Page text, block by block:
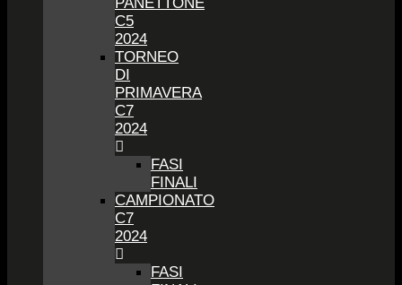
C5
2024
TORNEO
DI
PRIMAVERA
C7
2024
FASI
FINALI
CAMPIONATO
C7
2024
FASI